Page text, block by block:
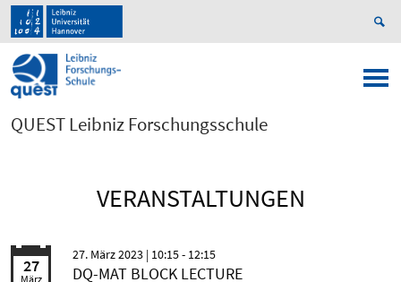
QUEST Leibniz Forschungsschule
VERANSTALTUNGEN
27
März
27. März 2023 | 10:15 - 12:15
DQ-MAT BLOCK LECTURE